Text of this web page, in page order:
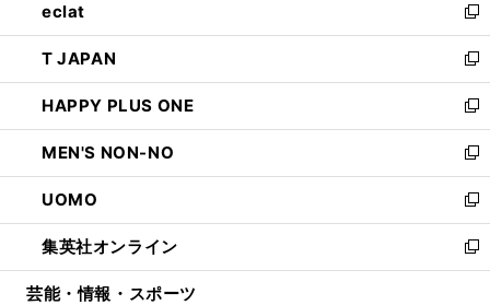
く
で
開
く
ド
ウ
で
開
く
ィ
ン
ド
ウ
で
開
く
い
ウ
ィ
ン
ド
ウ
で
開
く
eclat
新
し
い
ウ
ィ
ン
ド
ウ
で
開
く
T JAPAN
新
し
い
ウ
ィ
ン
ド
ウ
で
開
HAPPY PLUS ONE
新
し
い
ウ
ィ
ン
ド
ウ
MEN'S NON-NO
新
し
い
ウ
ィ
ン
UOMO
新
し
い
ウ
集英社オンライン
新
し
芸能・情報・スポーツ